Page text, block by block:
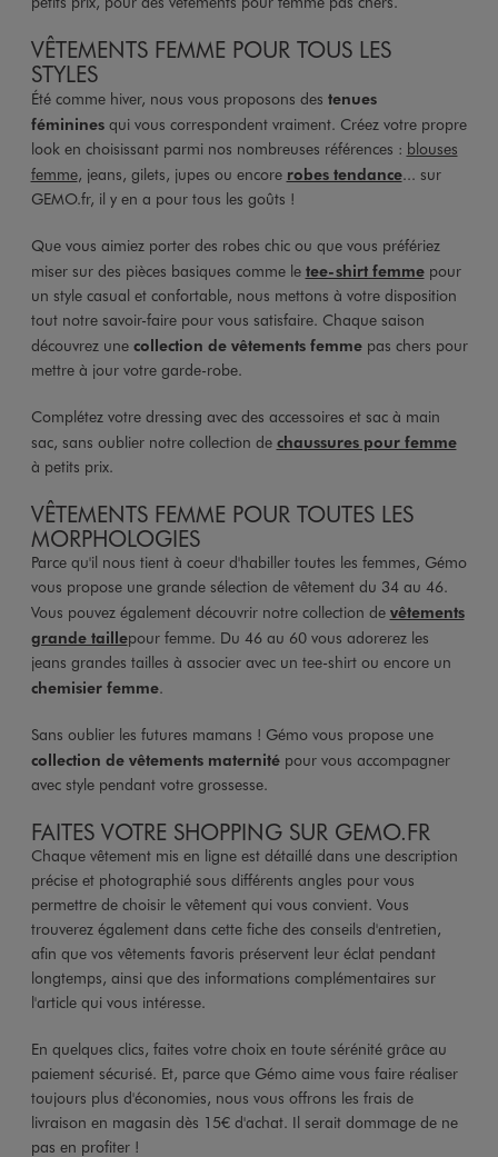
VÊTEMENTS FEMME POUR TOUS LES
STYLES
Été comme hiver, nous vous proposons des tenues
féminines qui vous correspondent vraiment. Créez votre propre
look en choisissant parmi nos nombreuses références : blouses
femme, jeans, gilets, jupes ou encore robes tendance... sur
GEMO.fr, il y en a pour tous les goûts !
Que vous aimiez porter des robes chic ou que vous préfériez
miser sur des pièces basiques comme le tee-shirt femmepour
un style casual et confortable, nous mettons à votre disposition
tout notre savoir-faire pour vous satisfaire. Chaque saison
découvrez une collection de vêtements femmepas chers pour
mettre à jour votre garde-robe.
Complétez votre dressing avec des accessoires et sac à main
sac, sans oublier notre collection de chaussures pour femme
à petits prix.
VÊTEMENTS FEMME POUR TOUTES LES
MORPHOLOGIES
Parce qu'il nous tient à coeur d'habiller toutes les femmes, Gémo
vous propose une grande sélection de vêtement du 34 au 46.
Vous pouvez également découvrir notre collection de vêtements
grande taillepour femme. Du 46 au 60 vous adorerez les
jeans grandes tailles à associer avec un tee-shirt ou encore un
chemisier femme.
Sans oublier les futures mamans ! Gémo vous propose une
collection de vêtements maternitépour vous accompagner
avec style pendant votre grossesse.
FAITES VOTRE SHOPPING SUR GEMO.FR
Chaque vêtement mis en ligne est détaillé dans une description
précise et photographié sous différents angles pour vous
permettre de choisir le vêtement qui vous convient. Vous
trouverez également dans cette fiche des conseils d'entretien,
afin que vos vêtements favoris préservent leur éclat pendant
longtemps, ainsi que des informations complémentaires sur
l'article qui vous intéresse.
En quelques clics, faites votre choix en toute sérénité grâce au
paiement sécurisé. Et, parce que Gémo aime vous faire réaliser
toujours plus d'économies, nous vous offrons les frais de
livraison en magasin dès 15€ d'achat. Il serait dommage de ne
pas en profiter !